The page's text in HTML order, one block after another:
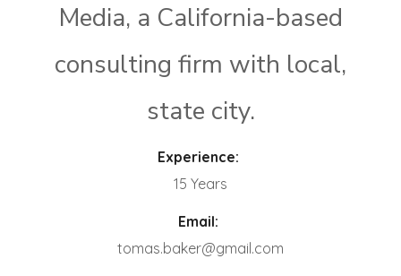
Media, a California-based
consulting firm with local,
state city.
Experience:
15 Years
Email:
tomas.baker@gmail.com